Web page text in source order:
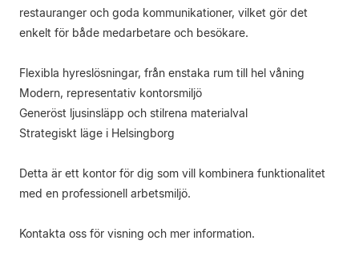
restauranger och goda kommunikationer, vilket gör det
enkelt för både medarbetare och besökare.
Flexibla hyreslösningar, från enstaka rum till hel våning
Modern, representativ kontorsmiljö
Generöst ljusinsläpp och stilrena materialval
Strategiskt läge i Helsingborg
Detta är ett kontor för dig som vill kombinera funktionalitet
med en professionell arbetsmiljö.
Kontakta oss för visning och mer information.